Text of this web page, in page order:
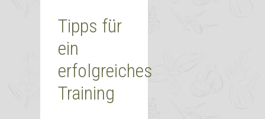
Tipps für
ein
erfolgreiches
Training